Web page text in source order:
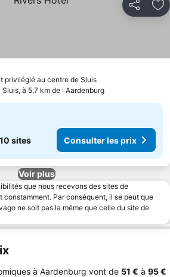
Partager
privilégié au centre de Sluis
Sluis, à 5.7 km de : Aardenburg
10 sites Consulter les prix
Voir plus
que nous recevons des sites de
constamment. Par conséquent, il se peut que
ne soit pas la même que celle du site de
à Aardenburg vont de ‎51 € à ‎95 €